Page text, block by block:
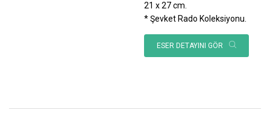
21 x 27 cm.
* Şevket Rado Koleksiyonu.
ESER DETAYINI GÖR